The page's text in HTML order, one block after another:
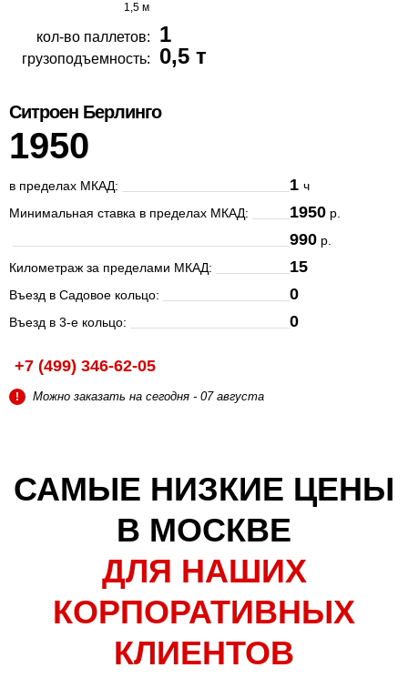
1,5 м
кол-во паллетов: 1
грузоподъемность: 0,5 т
Ситроен Берлинго
1950
в пределах МКАД: 1ч
Минимальная ставка в пределах МКАД:
1950 р.
990 р.
Километраж за пределами МКАД:
15
Въезд в Садовое кольцо: 0
Въезд в 3-е кольцо: 0
+7 (499) 346-62-05
! Можно заказать на сегодня - 07 августа
САМЫЕ НИЗКИЕ ЦЕНЫ
В МОСКВЕ
ДЛЯ НАШИХ
КОРПОРАТИВНЫХ
КЛИЕНТОВ